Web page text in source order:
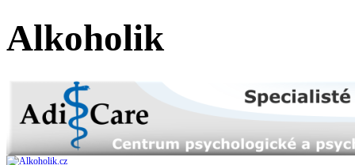
Alkoholik